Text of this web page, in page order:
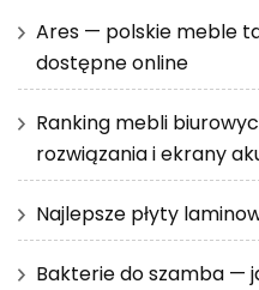
Ares — polskie meble
dostępne online
Ranking mebli
rozwiązania i ekrany
Najlepsze płyty
Bakterie do szamba —